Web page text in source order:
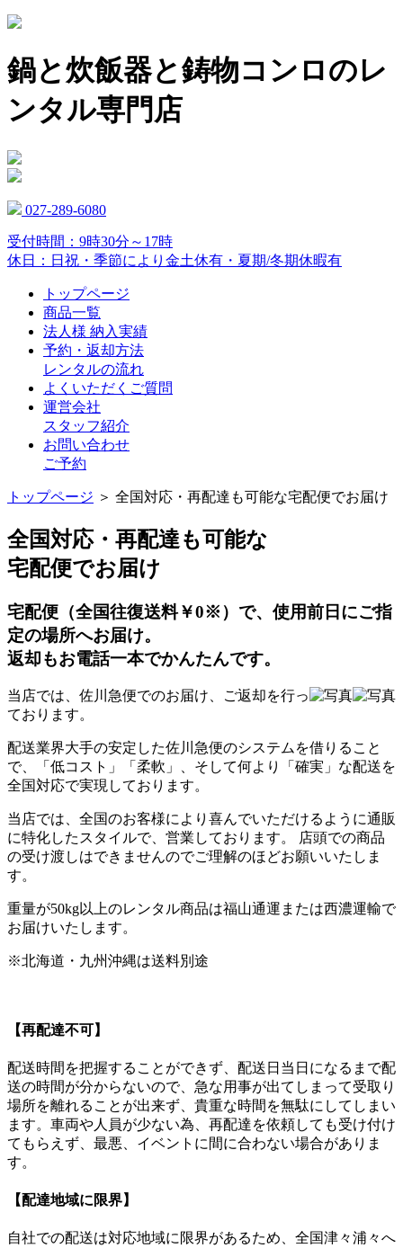
鍋と炊飯器と鋳物コンロのレ
ンタル専門店
027-289-6080
受付時間：9時30分～17時
休日：日祝・季節により金土休有・夏期/冬期休暇有
トップページ
商品一覧
法人様 納入実績
予約・返却方法
レンタルの流れ
よくいただくご質問
運営会社
スタッフ紹介
お問い合わせ
ご予約
トップページ ＞ 全国対応・再配達も可能な宅配便でお届け
全国対応・再配達も可能な
宅配便でお届け
宅配便 （全国往復送料￥0※ ） で、使用前日にご指
定の場所へお届け。
返却もお電話一本でかんたんです。
当店では、佐川急便でのお届け、ご返却を行っ
ております。
配送業界大手の安定した佐川急便のシステムを借りること
で、
「低コスト」「柔軟」、そして何より「確実」な配送を
全国対応で実現しております。
当店では、全国のお客様により喜んでいただけるように通販
に特化したスタイルで、営業しております。 店頭での商品
の受け渡しはできませんのでご理解のほどお願いいたしま
す。
重量が50kg以上のレンタル商品は福山通運または西濃運輸で
お届けいたします。
※北海道・九州沖縄は送料別途
【再配達不可】
配送時間を把握することができず、配送日当日になるまで配
送の時間が分からないので、急な用事が出てしまって受取り
場所を離れることが出来ず、貴重な時間を無駄にしてしまい
ます。車両や人員が少ない為、再配達を依頼しても受け付け
てもらえず、最悪、イベントに間に合わない場合がありま
す。
【配達地域に限界】
自社での配送は対応地域に限界があるため、全国津々浦々へ